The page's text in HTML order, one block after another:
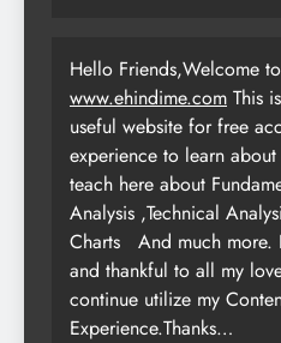
Hello Friends,Welcome
www.ehindime.com This
useful website for free
experience to learn
teach here about
Analysis ,Technical
Charts
And much
and thankful to all my
continue utilize my
Experience.Thanks…